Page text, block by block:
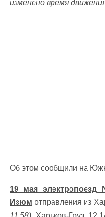
изменено время
Об этом сообщили на
19 мая электропоезд
Изюм отправления из
11.58), Харьков-Груз.